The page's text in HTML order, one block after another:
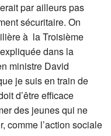
par ailleurs pas
sécuritaire. On
à la Troisième
dans la
ministre David
je suis en train de
d’être efficace
des jeunes qui ne
comme l’action sociale